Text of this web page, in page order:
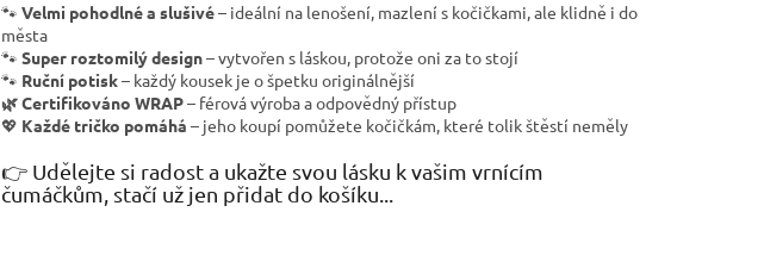
🐾 Velmi pohodlné a slušivé– ideální na lenošení, mazlení s kočičkami, ale klidně i do
města
🐾 Super roztomilý design– vytvořen s láskou, protože oni za to stojí
🐾 Ruční potisk– každý kousek je o špetku originálnější
🌿Certifikováno WRAP– férová výroba a odpovědný přístup
💖 Každé tričko pomáhá – jeho koupí pomůžete kočičkám, které tolik štěstí neměly
👉 Udělejte si radost a ukažte svou lásku k vašim vrnícím
čumáčkům, stačí už jen přidat do košíku...